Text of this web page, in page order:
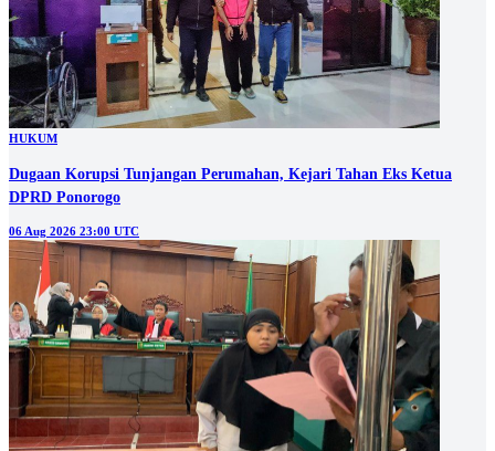
HUKUM
Dugaan Korupsi Tunjangan Perumahan, Kejari Tahan Eks Ketua
DPRD Ponorogo
06 Aug 2026 23:00 UTC